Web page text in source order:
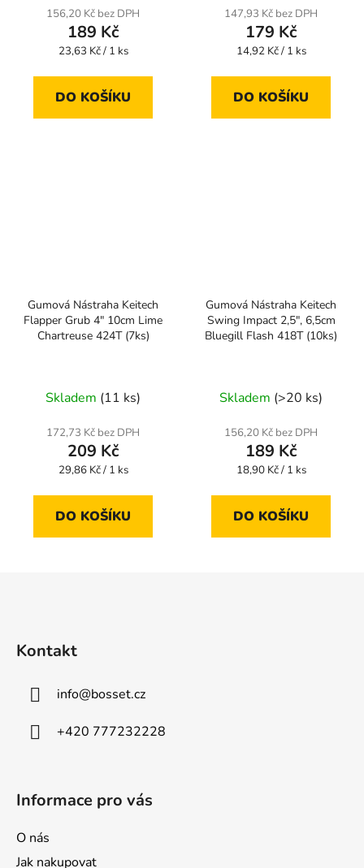
156,20 Kč bez DPH
189 Kč
Měrná
23,63 Kč / 1 ks
DO KOŠÍKU
147,93 Kč bez DPH
179 Kč
Měrná
14,92 Kč / 1 ks
DO KOŠÍKU
Gumová Nástraha Keitech
Flapper Grub 4" 10cm Lime
Chartreuse 424T (7ks)
Skladem (11 ks)
172,73 Kč bez DPH
209 Kč
Měrná
29,86 Kč / 1 ks
DO KOŠÍKU
Gumová Nástraha Keitech
Swing Impact 2,5", 6,5cm
Bluegill Flash 418T (10ks)
Skladem (>20 ks)
156,20 Kč bez DPH
189 Kč
Měrná
18,90 Kč / 1 ks
DO KOŠÍKU
Kontakt
info@bosset.cz
+420 777232228
Informace pro vás
O nás
Jak nakupovat